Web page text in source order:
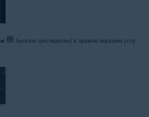
(значок шестеренки) в правом верхнем углу